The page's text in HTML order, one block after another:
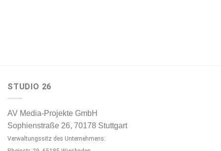
STUDIO 26
AV Media-Projekte GmbH
Sophienstraße 26, 70178 Stuttgart
Verwaltungssitz des Unternehmens: